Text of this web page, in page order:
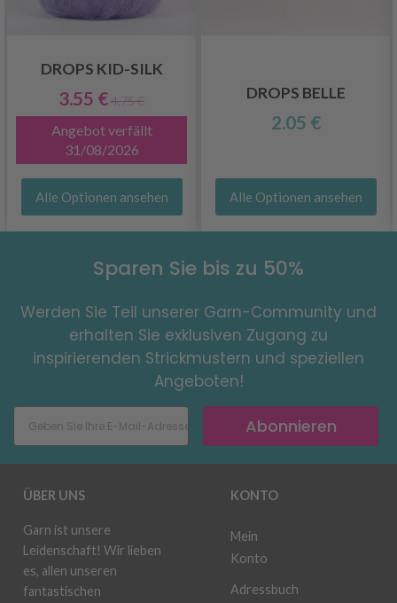
DROPS KID-SILK
3.55 €4.75 €
Angebot verfällt
31/08/2026
Alle Optionen ansehen
DROPS BELLE
2.05 €
Alle Optionen ansehen
Sparen Sie bis zu 50%
Werden Sie Teil unserer Garn-Community und
erhalten Sie exklusiven Zugang zu
inspirierenden Strickmustern und speziellen
Angeboten!
Abonnieren
ÜBER UNS
Garn ist unsere
Leidenschaft! Wir lieben
es, allen unseren
fantastischen
KONTO
Mein
Konto
Adressbuch